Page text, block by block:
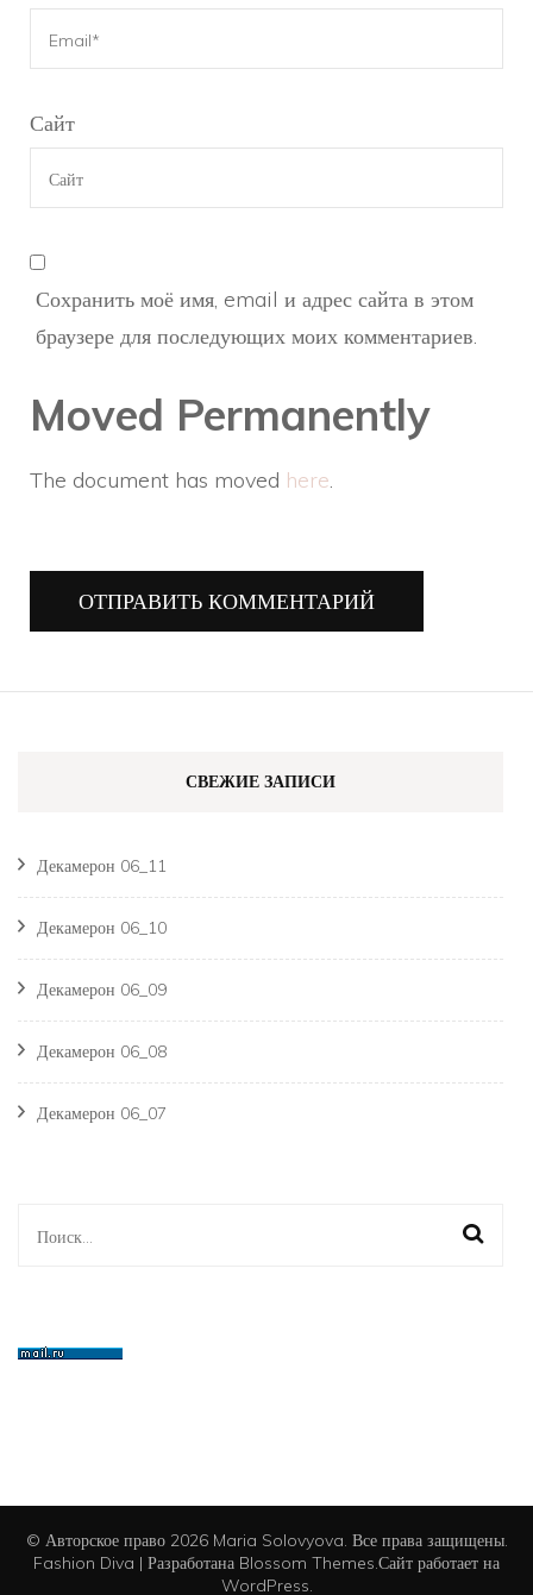
Сайт
Сохранить моё имя, email и адрес сайта в этом
браузере для последующих моих комментариев.
Moved Permanently
The document has moved here.
СВЕЖИЕ ЗАПИСИ
Декамерон 06_11
Декамерон 06_10
Декамерон 06_09
Декамерон 06_08
Декамерон 06_07
Найти:
© Авторское право 2026 Maria Solovyova. Все права защищены.
Fashion Diva | Разработана Blossom Themes.Сайт работает на
WordPress.